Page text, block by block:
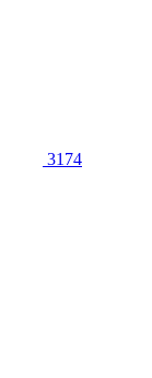
3174